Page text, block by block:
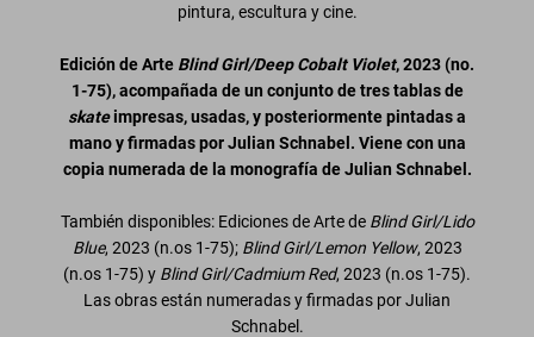
pintura, escultura y cine.
Edición de Arte Blind Girl/Deep Cobalt Violet, 2023 (no.
1-75), acompañada de un conjunto de tres tablas de
skateimpresas, usadas, y posteriormente pintadas a
mano y firmadas por Julian Schnabel. Viene con una
copia numerada de la monografía de Julian Schnabel.
También disponibles: Ediciones de Arte de Blind Girl/Lido
Blue, 2023 (n.os 1-75); Blind Girl/Lemon Yellow, 2023
(n.os 1-75) y Blind Girl/Cadmium Red, 2023 (n.os 1-75).
Las obras están numeradas y firmadas por Julian
Schnabel.